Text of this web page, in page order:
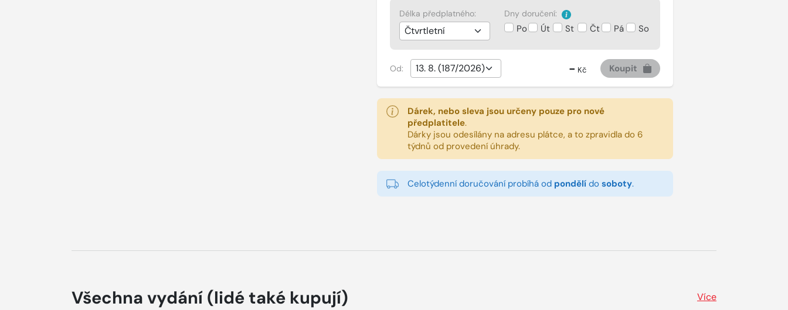
Délka předplatného: Dny doručení:
Po Út St Čt Pá So
Od: - Kč Koupit
Dárek, nebo sleva jsou určeny pouze pro nové
předplatitele.
Dárky jsou odesílány na adresu plátce, a to zpravidla do 6
týdnů od provedení úhrady.
Celotýdenní doručování probíhá od pondělído soboty.
Všechna vydání (lidé také kupují) Více